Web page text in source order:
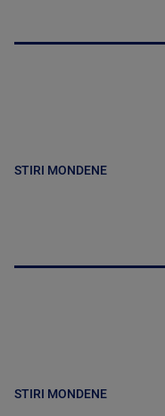
STIRI MONDENE
STIRI MONDENE